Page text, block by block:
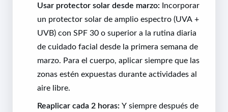
Usar protector solar desde marzo: Incorporar
un protector solar de amplio espectro (UVA +
UVB) con SPF 30 o superior a la rutina diaria
de cuidado facial desde la primera semana de
marzo. Para el cuerpo, aplicar siempre que las
zonas estén expuestas durante actividades al
aire libre.
Reaplicar cada 2 horas: Y siempre después de